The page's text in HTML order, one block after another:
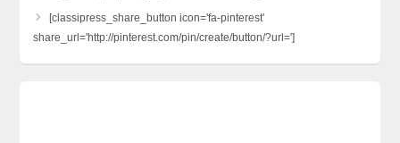
[classipress_share_button icon='fa-pinterest'
share_url='http://pinterest.com/pin/create/button/?url=']